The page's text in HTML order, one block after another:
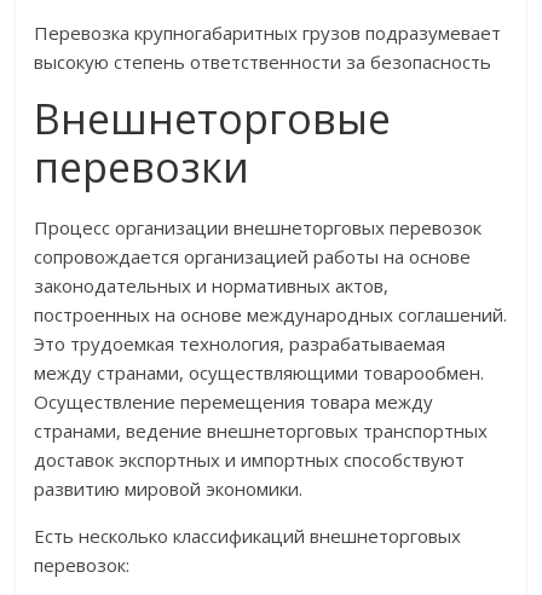
Перевозка крупногабаритных грузов подразумевает
высокую степень ответственности за безопасность
Внешнеторговые
перевозки
Процесс организации внешнеторговых перевозок
сопровождается организацией работы на основе
законодательных и нормативных актов,
построенных на основе международных соглашений.
Это трудоемкая технология, разрабатываемая
между странами, осуществляющими товарообмен.
Осуществление перемещения товара между
странами, ведение внешнеторговых транспортных
доставок экспортных и импортных способствуют
развитию мировой экономики.
Есть несколько классификаций внешнеторговых
перевозок: